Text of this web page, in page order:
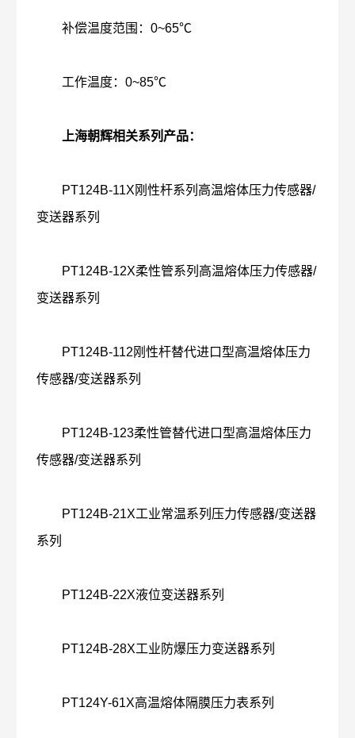
补偿温度范围：0~65℃
工作温度：0~85℃
上海朝辉相关系列产品：
PT124B-11X刚性杆系列高温熔体压力传感器/
变送器系列
PT124B-12X柔性管系列高温熔体压力传感器/
变送器系列
PT124B-112刚性杆替代进口型高温熔体压力
传感器/变送器系列
PT124B-123柔性管替代进口型高温熔体压力
传感器/变送器系列
PT124B-21X工业常温系列压力传感器/变送器
系列
PT124B-22X液位变送器系列
PT124B-28X工业防爆压力变送器系列
PT124Y-61X高温熔体隔膜压力表系列